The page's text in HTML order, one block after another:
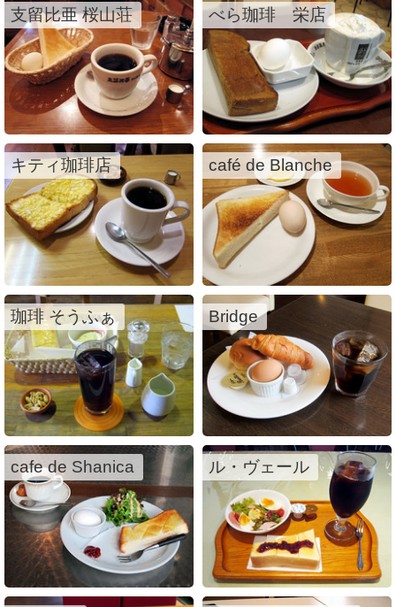
支留比亜 桜山荘 べら珈琲 栄店
キティ珈琲店 café de Blanche
珈琲 そうふぁ Bridge
cafe de Shanica ル・ヴェール